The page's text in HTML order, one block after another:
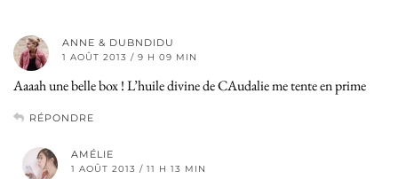
ANNE & DUBNDIDU
1 AOÛT 2013 / 9 H 09 MIN
Aaaah une belle box ! L’huile divine de CAudalie me tente en prime
RÉPONDRE
AMÉLIE
1 AOÛT 2013 / 11 H 13 MIN